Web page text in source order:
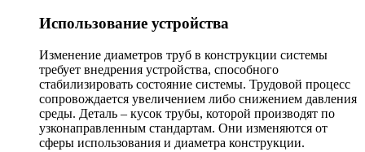
Использование устройства
Изменение диаметров труб в конструкции системы
требует внедрения устройства, способного
стабилизировать состояние системы. Трудовой процесс
сопровождается увеличением либо снижением давления
среды. Деталь – кусок трубы, которой производят по
узконаправленным стандартам. Они изменяются от
сферы использования и диаметра конструкции.